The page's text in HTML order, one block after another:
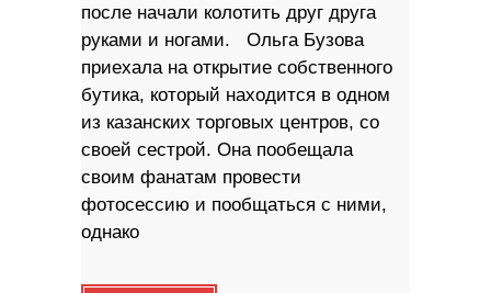
после начали колотить друг друга
руками и ногами. Ольга Бузова
приехала на открытие собственного
бутика, который находится в одном
из казанских торговых центров, со
своей сестрой. Она пообещала
своим фанатам провести
фотосессию и пообщаться с ними,
однако